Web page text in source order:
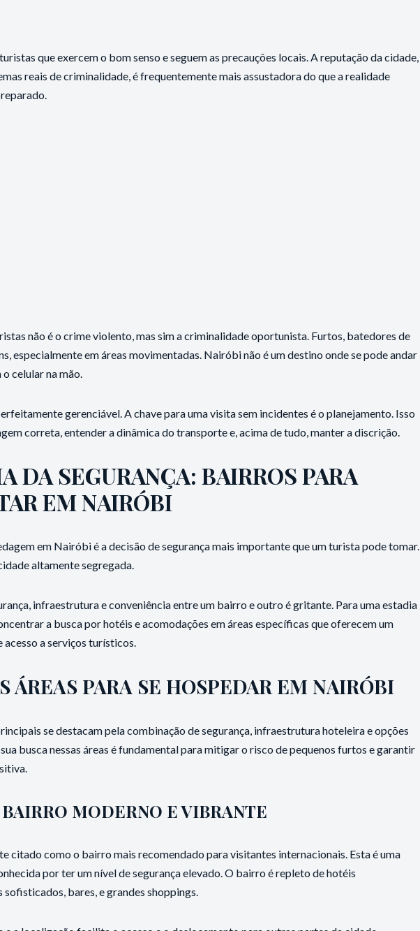
que exercem o bom senso e seguem as precauções locais. A reputação da cidade,
reais de criminalidade, é frequentemente mais assustadora do que a realidade
não é o crime violento, mas sim a criminalidade oportunista. Furtos, batedores de
especialmente em áreas movimentadas. Nairóbi não é um destino onde se pode andar
celular na mão.
gerenciável. A chave para uma visita sem incidentes é o planejamento. Isso
correta, entender a dinâmica do transporte e, acima de tudo, manter a discrição.
DA SEGURANÇA: BAIRROS PARA
EM NAIRÓBI
em Nairóbi é a decisão de segurança mais importante que um turista pode tomar.
altamente segregada.
infraestrutura e conveniência entre um bairro e outro é gritante. Para uma estadia
a busca por hotéis e acomodações em áreas específicas que oferecem um
a serviços turísticos.
ÁREAS PARA SE HOSPEDAR EM NAIRÓBI
se destacam pela combinação de segurança, infraestrutura hoteleira e opções
busca nessas áreas é fundamental para mitigar o risco de pequenos furtos e garantir
MODERNO E VIBRANTE
citado como o bairro mais recomendado para visitantes internacionais. Esta é uma
por ter um nível de segurança elevado. O bairro é repleto de hotéis
bares, e grandes shoppings.